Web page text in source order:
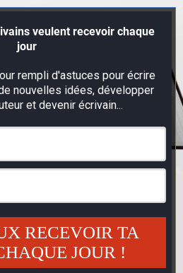
veulent recevoir chaque
jour
rempli d'astuces pour écrire
nouvelles idées, développer
et devenir écrivain...
RECEVOIR TA
JOUR !